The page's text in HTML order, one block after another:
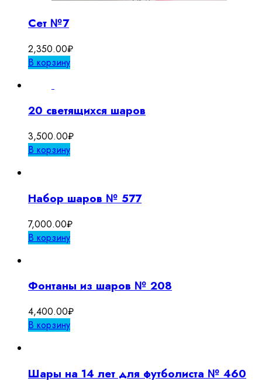
Сет №7
2,350.00₽
В корзину
20 светящихся шаров
3,500.00₽
В корзину
Набор шаров № 577
7,000.00₽
В корзину
Фонтаны из шаров № 208
4,400.00₽
В корзину
Шары на 14 лет для футболиста № 460